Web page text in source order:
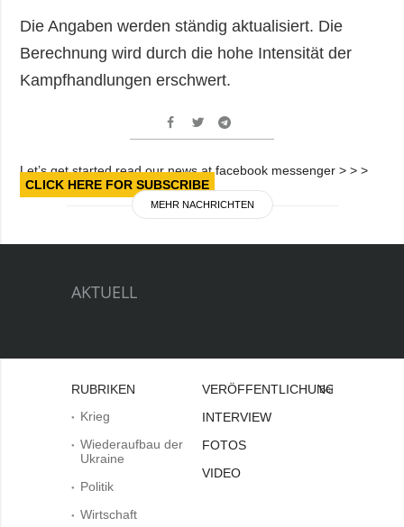
Die Angaben werden ständig aktualisiert. Die
Berechnung wird durch die hohe Intensität der
Kampfhandlungen erschwert.
Let’s get started read our news at facebook messenger > > >
CLICK HERE FOR SUBSCRIBE
MEHR NACHRICHTEN
AKTUELL
RUBRIKEN
Krieg
Wiederaufbau der
Ukraine
Politik
Wirtschaft
VERÖFFENTLICHUNGEN
INTERVIEW
FOTOS
VIDEO
Bei